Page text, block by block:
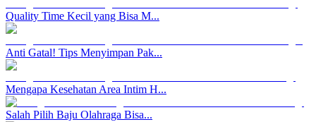
Quality Time Kecil yang Bisa M...
Anti Gatal! Tips Menyimpan Pak...
Mengapa Kesehatan Area Intim H...
Salah Pilih Baju Olahraga Bisa...